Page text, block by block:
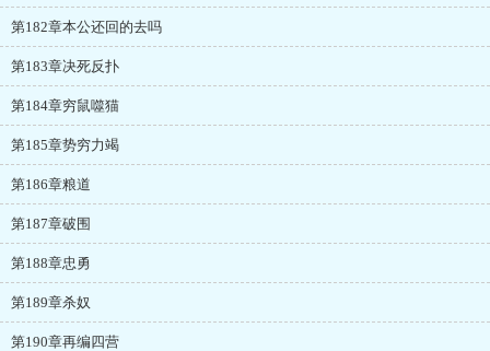
第182章本公还回的去吗
第183章决死反扑
第184章穷鼠噬猫
第185章势穷力竭
第186章粮道
第187章破围
第188章忠勇
第189章杀奴
第190章再编四营